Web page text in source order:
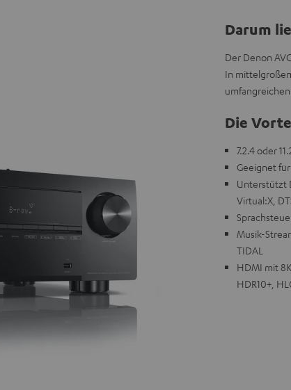
Darum
Der Denon
In
Die
7.2.4 oder
Geeignet
Unterstützt
Virtual:X,
Musik-
TIDAL
HDMI mit
HDR10+,